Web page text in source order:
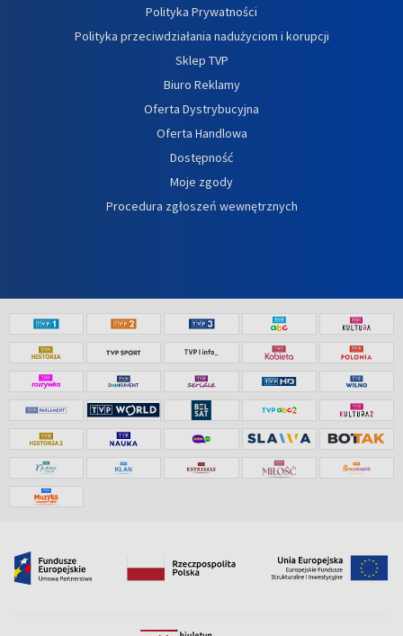
Polityka Prywatności
Polityka przeciwdziałania nadużyciom i korupcji
Sklep TVP
Biuro Reklamy
Oferta Dystrybucyjna
Oferta Handlowa
Dostępność
Moje zgody
Procedura zgłoszeń wewnętrznych